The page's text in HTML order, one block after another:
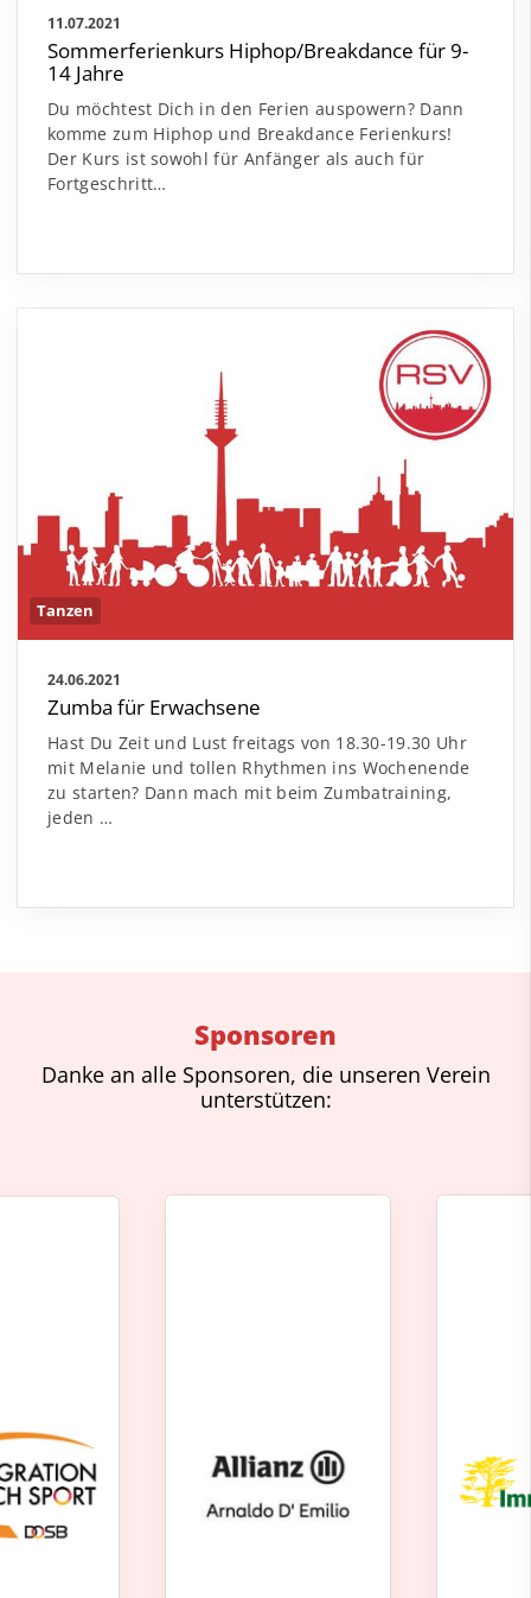
11.07.2021
Sommerferienkurs Hiphop/Breakdance für 9-
14 Jahre
Du möchtest Dich in den Ferien auspowern? Dann
komme zum Hiphop und Breakdance Ferienkurs!
Der Kurs ist sowohl für Anfänger als auch für
Fortgeschritt…
Tanzen
24.06.2021
Zumba für Erwachsene
Hast Du Zeit und Lust freitags von 18.30-19.30 Uhr
mit Melanie und tollen Rhythmen ins Wochenende
zu starten? Dann mach mit beim Zumbatraining,
jeden …
Sponsoren
Danke an alle Sponsoren, die unseren Verein
unterstützen: